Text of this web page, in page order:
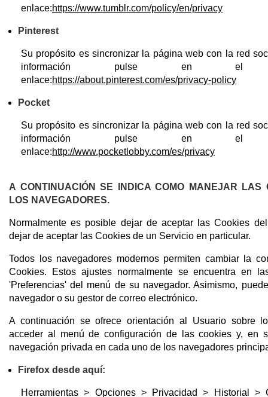
enlace:https://www.tumblr.com/policy/en/privacy
Pinterest
Su propósito es sincronizar la página web con la red
información pulse en el
enlace:https://about.pinterest.com/es/privacy-policy
Pocket
Su propósito es sincronizar la página web con la red
información pulse en el
enlace:http://www.pocketlobby.com/es/privacy
A CONTINUACIÓN SE INDICA COMO MANEJAR LAS
LOS NAVEGADORES.
Normalmente es posible dejar de aceptar las Cookies
dejar de aceptar las Cookies de un Servicio en particular.
Todos los navegadores modernos permiten cambiar la
Cookies. Estos ajustes normalmente se encuentra en
'Preferencias' del menú de su navegador. Asimismo,
navegador o su gestor de correo electrónico.
A continuación se ofrece orientación al Usuario sobre
acceder al menú de configuración de las cookies y, en
navegación privada en cada uno de los navegadores
Firefox desde aquí:
Herramientas > Opciones > Privacidad > Historial >